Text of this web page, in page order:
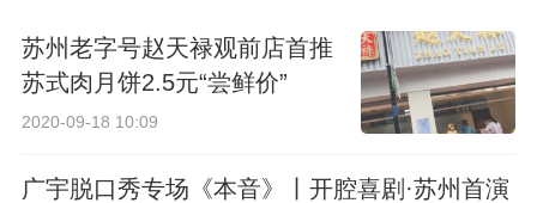
苏州老字号赵天禄观前店首推
苏式肉月饼2.5元“尝鲜价”
2020-09-18 10:09
广宇脱口秀专场《本音》丨开腔喜剧·苏州首演